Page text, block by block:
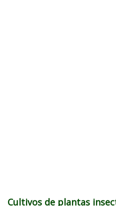
Cultivos de plantas